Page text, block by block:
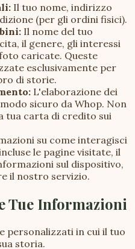
Il tuo nome, indirizzo
(per gli ordini fisici).
Il nome del tuo
il genere, gli interessi
caricate. Queste
esclusivamente per
di storie.
L'elaborazione dei
sicuro da Whop. Non
tua carta di credito sui
su come interagisci
le pagine visitate, il
sul dispositivo,
il nostro servizio.
Tue Informazioni
personalizzati in cui il tuo
storia.